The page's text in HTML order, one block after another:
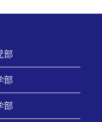
部
部
部